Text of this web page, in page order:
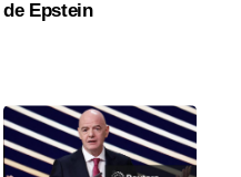
de Epstein